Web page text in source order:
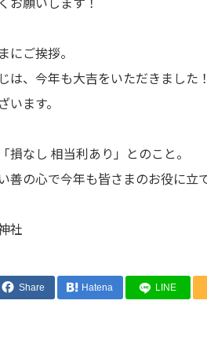
お願いします！
にご挨拶。
は、今年も大吉をいただきました！
います。
損なし 相当利あり」とのこと。
善の心で今年も皆さまのお役に立
Share Hatena LINE